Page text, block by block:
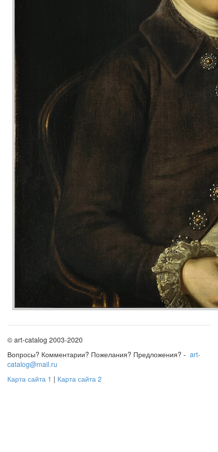
© art-catalog 2003-2020
Вопросы? Комментарии? Пожелания? Предложения? - art-
catalog@mail.ru
Карта сайта 1 | Карта сайта 2